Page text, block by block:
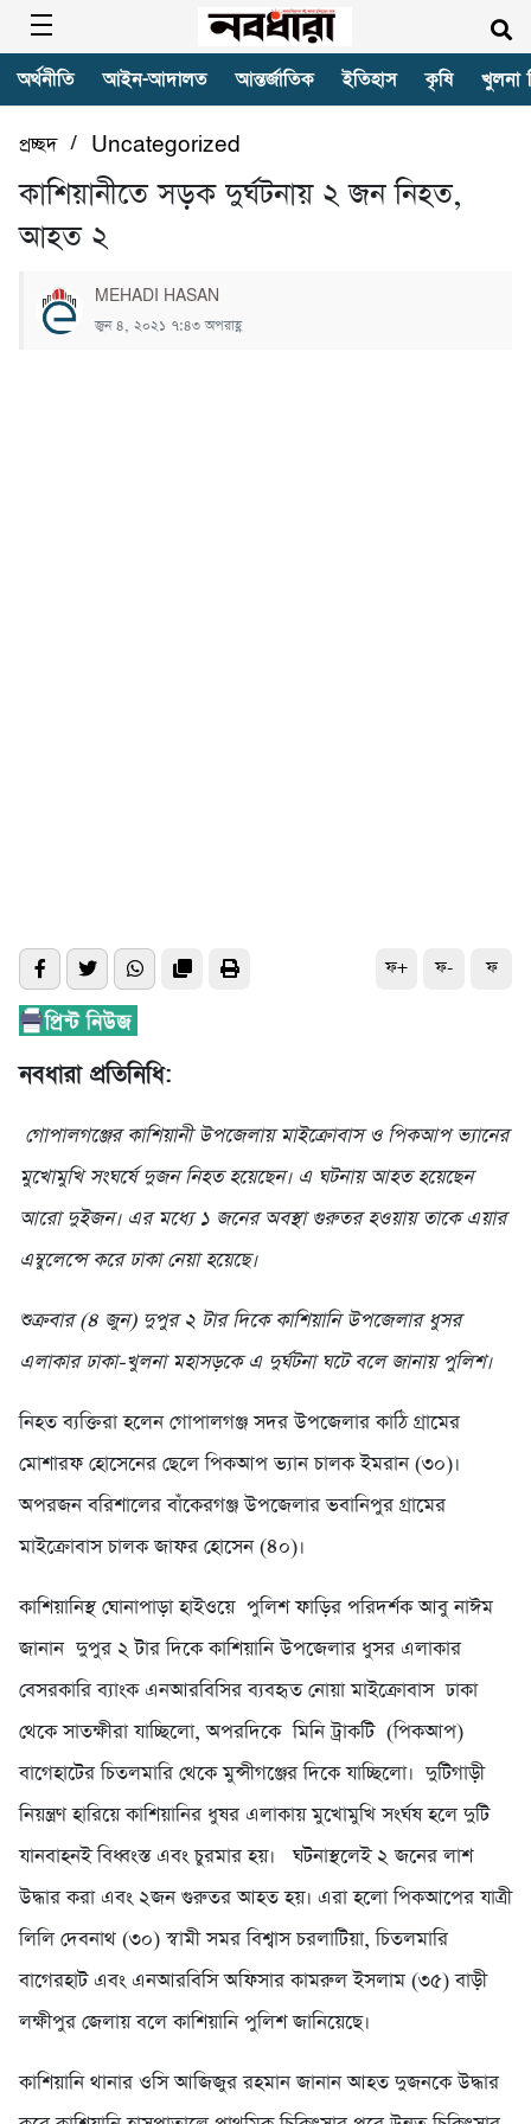
অর্থনীতি আইন-আদালত আন্তর্জাতিক ইতিহাস কৃষি খুলনা
প্রচ্ছদ/ Uncategorized
কাশিয়ানীতে সড়ক দুর্ঘটনায় ২ জন নিহত,
আহত ২
MEHADI HASAN
জুন ৪, ২০২১ ৭:৪৩ অপরাহ্ণ
ফ+ ফ- ফ
নবধারা প্রতিনিধি:
গোপালগঞ্জের কাশিয়ানী উপজেলায় মাইক্রোবাস ও পিকআপ ভ্যানের
মুখোমুখি সংঘর্ষে দুজন নিহত হয়েছেন। এ ঘটনায় আহত হয়েছেন
আরো দুইজন। এর মধ্যে ১ জনের অবস্থা গুরুতর হওয়ায় তাকে এয়ার
এম্বুলেন্সে করে ঢাকা নেয়া হয়েছে।
শুক্রবার (৪ জুন) দুপুর ২ টার দিকে কাশিয়ানি উপজেলার ধুসর
এলাকার ঢাকা-খুলনা মহাসড়কে এ দুর্ঘটনা ঘটে বলে জানায় পুলিশ।
নিহত ব্যক্তিরা হলেন গোপালগঞ্জ সদর উপজেলার কাঠি গ্রামের
মোশারফ হোসেনের ছেলে পিকআপ ভ্যান চালক ইমরান (৩০)।
অপরজন বরিশালের বাঁকেরগঞ্জ উপজেলার ভবানিপুর গ্রামের
মাইক্রোবাস চালক জাফর হোসেন (৪০)।
কাশিয়ানিস্থ ঘোনাপাড়া হাইও‌য়ে পু‌লিশ ফা‌ড়ির পরিদর্শক আবু নাঈম
জানান দুপুর ২ টার দিকে কাশিয়ানি উপজেলার ধুসর এলাকার
বেসরকারি ব্যাংক এনআরবিসির ব্যবহৃত নোয়া মাইক্রোবাস ঢাকা
থেকে সাতক্ষীরা যাচ্ছিলো, অপরদিকে মিনি ট্রাকটি (পিকআপ)
বাগেহাটের চিতলমারি থেকে মুন্সীগঞ্জের দিকে যাচ্ছিলো। দুটিগাড়ী
নিয়ন্ত্রণ হারিয়ে কাশিয়ানির ধুষর এলাকায় মুখোমুখি সংর্ঘষ হলে দুটি
যানবাহনই বিধ্বংস্ত এবং চুরমার হয়। ঘটনাস্থলেই ২ জনের লাশ
উদ্ধার করা এবং ২জন গুরুতর আহত হয়। এরা হলো পিকআপের যাত্রী
লিলি দেবনাথ (৩০) স্বামী সমর বিশ্বাস চরলাটিয়া, চিতলমারি
বাগেরহাট এবং এনআরবিসি অফিসার কামরুল ইসলাম (৩৫) বাড়ী
লক্ষীপুর জেলায় বলে কাশিয়ানি পুলিশ জানিয়েছে।
কাশিয়ানি থানার ওসি আজিজুর রহমান জানান আহত দুজনকে উদ্ধার